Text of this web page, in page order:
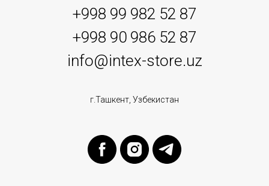
+998 99 982 52 87
+998 90 986 52 87
info@intex-store.uz
г.Ташкент, Узбекистан